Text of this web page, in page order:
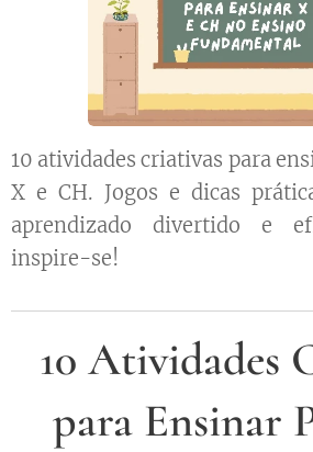
10 atividades criativas para
X e CH. Jogos e dicas
aprendizado divertido e
inspire-se!
10 Atividades
para Ensinar